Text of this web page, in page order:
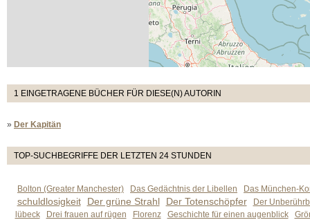
1 EINGETRAGENE BÜCHER FÜR DIESE(N) AUTORIN
» Der Kapitän
TOP-SUCHBEGRIFFE DER LETZTEN 24 STUNDEN
Bolton (Greater Manchester) Das Gedächtnis der Libellen Das München-
schuldlosigkeit Der grüne Strahl Der Totenschöpfer
Der
lübeck
Drei frauen auf rügen Florenz Geschichte für einen augenblick